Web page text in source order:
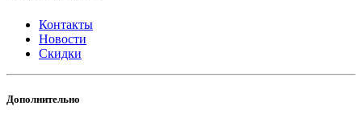
Контакты
Новости
Скидки
Дополнительно